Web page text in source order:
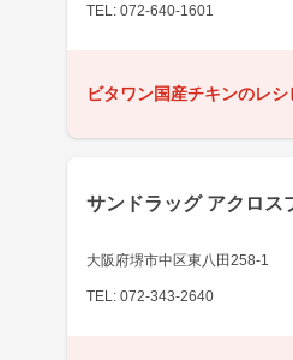
TEL: 072-640-1601
ビタワン国産チキンのレ
サンドラッグ アクロス
大阪府堺市中区東八田258-1
TEL: 072-343-2640